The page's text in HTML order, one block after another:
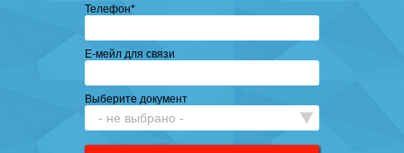
Телефон*
Е-мейл для связи
Выберите документ